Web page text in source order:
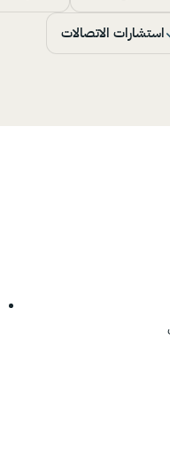
استشارات الاتصالات